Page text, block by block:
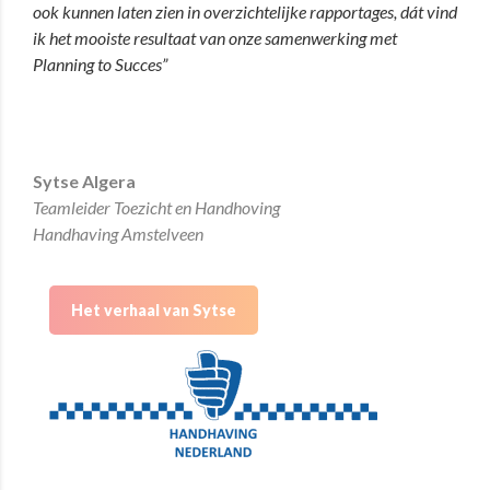
ook kunnen laten zien in overzichtelijke rapportages, dát vind
ik het mooiste resultaat van onze samenwerking met
Planning to Succes”
Sytse Algera
Teamleider Toezicht en Handhoving
Handhaving Amstelveen
Het verhaal van Sytse